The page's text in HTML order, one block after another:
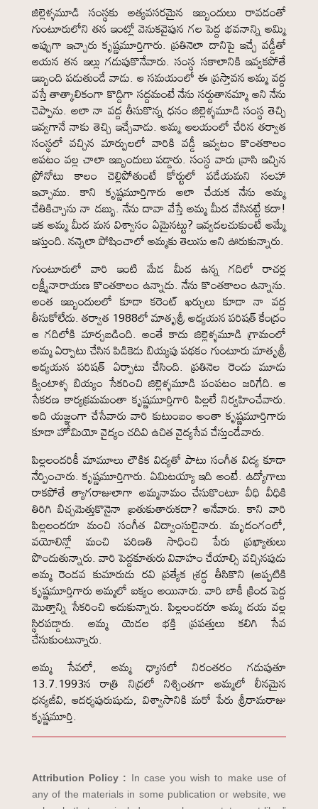
జిల్లెళ్ళమూడి సంస్థకు అత్యవసరమైన ఇబ్బందులు రావడంతో
గుంటూరులోని తన ఇంట్లో వెనుకవైపున గల పెద్ద భవనాన్ని అమ్మి
అప్పుగా ఇచ్చారు కృష్ణమూర్తిగారు. ప్రతినెలా దానిపై ఇచ్చే వడ్డీతో
ఆయన తన ఇల్లు గడుపుకొనేవారు. సంస్థ సకాలానికి ఇవ్వకపోతే
ఇబ్బంది పడుతుండే వాడు. ఆ సమయంలో ఈ ప్రస్తావన అమ్మ వద్ద
వస్తే తాత్కాలికంగా కొద్దిగా సద్దమంటే నేను సర్దుతానమ్మా అని నేను
చెప్పాను. అలా నా వద్ద తీసుకొన్న ధనం జిల్లెళ్ళమూడి సంస్థ తెచ్చి
ఇవ్వగానే నాకు తెచ్చి ఇచ్చేవాడు. అమ్మ ఆలయంలో చేరిన తర్వాత
సంస్థలో వచ్చిన మార్పులలో వారికి వడ్డీ ఇవ్వటం కొంతకాలం
ఆపటం వల్ల చాలా ఇబ్బందులు పడ్డారు. సంస్థ వారు వ్రాసి ఇచ్చిన
ప్రోనోటు కాలం చెల్లిపోతుంటే కోర్టులో పడేయమని సలహా
ఇచ్చాము. కాని కృష్ణమూర్తిగారు అలా చేయక నేను అమ్మ
చేతికిచ్చాను నా డబ్బు. నేను దావా వేస్తే అమ్మ మీద వేసినట్టే కదా!
ఇక అమ్మ మీద మన విశ్వాసం ఏమైనట్టు? ఇవ్వదలచుకుంటే అమ్మే
ఇస్తుంది. నన్నెలా పోషించాలో అమ్మకు తెలుసు అని ఊరుకున్నారు.
గుంటూరులో వారి ఇంటి మేడ మీద ఉన్న గదిలో రాచర్ల
లక్ష్మీనారాయణ కొంతకాలం ఉన్నాడు. నేను కొంతకాలం ఉన్నాను.
అంత ఇబ్బందులలో కూడా కరెంట్ ఖర్చులు కూడా నా వద్ద
తీసుకోలేదు. తర్వాత 1988లో మాతృశ్రీ అధ్యయన పరిషత్ కేంద్రం
ఆ గదిలోకి మార్చబడింది. అంతే కాదు జిల్లెళ్ళమూడి గ్రామంలో
అమ్మ ఏర్పాటు చేసిన పిడికెడు బియ్యపు పథకం గుంటూరు మాతృశ్రీ
అధ్యయన పరిషత్ ఏర్పాటు చేసింది. ప్రతినెల రెండు మూడు
క్వింటాళ్ళ బియ్యం సేకరించి జిల్లెళ్ళమూడి పంపటం జరిగేది. ఆ
సేకరణ కార్యక్రమమంతా కృష్ణమూర్తిగారి పిల్లలే నిర్వహించేవారు.
అది యజ్ఞంగా చేసేవారు వారి కుటుంబం అంతా కృష్ణమూర్తిగారు
కూడా హోమియో వైద్యం చదివి ఉచిత వైద్యసేవ చేస్తుండేవారు.
పిల్లలందరికీ మామూలు లౌకిక విద్యతో పాటు సంగీత విద్య కూడా
నేర్పించారు. కృష్ణమూర్తిగారు. ఏమిటయ్యా ఇది అంటే. ఉద్యోగాలు
రాకపోతే త్యాగరాజులాగా అమ్మనామం చేసుకొంటూ వీధి వీధికి
తిరిగి బిచ్చమెత్తుకొనైనా బ్రతుకుతారుకదా? అనేవారు. కాని వారి
పిల్లలందరూ మంచి సంగీత విద్వాంసులైనారు. మృదంగంలో,
వయోలిన్లో మంచి పరిణతి సాధించి పేరు ప్రఖ్యాతులు
పొందుతున్నారు. వారి పెద్దకూతురు వివాహం చేయాల్సి వచ్చినపుడు
అమ్మ రెండవ కుమారుడు రవి ప్రత్యేక శ్రద్ధ తీసికొని (అప్పటికి
కృష్ణమూర్తిగారు అమ్మలో ఐక్యం అయినారు. వారి బాకీ క్రింద పెద్ద
మొత్తాన్ని సేకరించి ఆదుకున్నారు. పిల్లలందరూ అమ్మ దయ వల్ల
స్థిరపడ్డారు. అమ్మ యెడల భక్తి ప్రపత్తులు కలిగి సేవ
చేసుకుంటున్నారు.
అమ్మ సేవలో, అమ్మ ధ్యాసలో నిరంతరం గడుపుతూ
13.7.1993న రాత్రి నిద్రలో నిశ్చింతగా అమ్మలో లీనమైన
ధన్యజీవి, ఆదర్శపురుషుడు, విశ్వాసానికి మరో పేరు శ్రీరామరాజు
కృష్ణమూర్తి.
Attribution Policy : In case you wish to make use of
any of the materials in some publication or website, we